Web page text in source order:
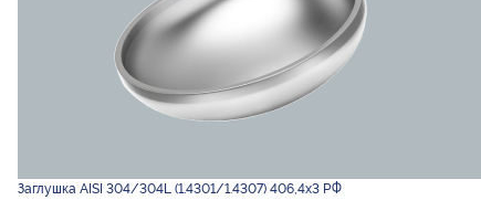
Заглушка AISI 304/304L (1.4301/1.4307) 406,4х3 РФ